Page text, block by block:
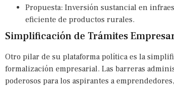
Propuesta: Inversión sustancial en
eficiente de productos rurales.
Simplificación de Trámites
Otro pilar de su plataforma política es la
formalización empresarial. Las barreras
poderosos para los aspirantes a